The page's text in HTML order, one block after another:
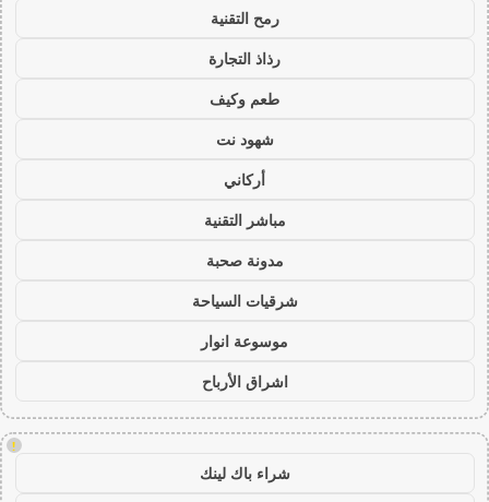
رمح التقنية
رذاذ التجارة
طعم وكيف
شهود نت
أركاني
مباشر التقنية
مدونة صحبة
شرقيات السياحة
موسوعة انوار
اشراق الأرباح
!
شراء باك لينك